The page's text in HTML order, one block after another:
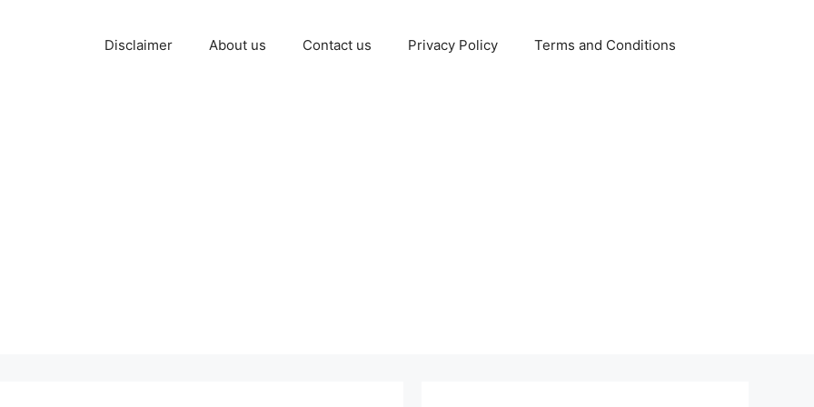
Disclaimer About us Contact us Privacy Policy Terms and Conditions